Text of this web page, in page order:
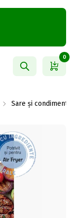
0
Sare și condimente